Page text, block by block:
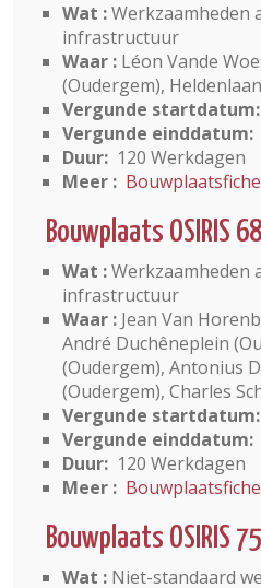
Wat :Werkzaamheden
infrastructuur
Waar : Léon Vande
(Oudergem),
Vergunde startdatum:
Vergunde einddatum:
Duur: 120 Werkdagen
Meer :
Bouwplaats OSIRIS
Wat :Werkzaamheden
infrastructuur
Waar : Jean Van
André Duchêneplein
(Oudergem), Antonius
(Oudergem), Charles
Vergunde startdatum:
Vergunde einddatum:
Duur: 120 Werkdagen
Meer :
Bouwplaats OSIRIS
Wat : Niet-standaard